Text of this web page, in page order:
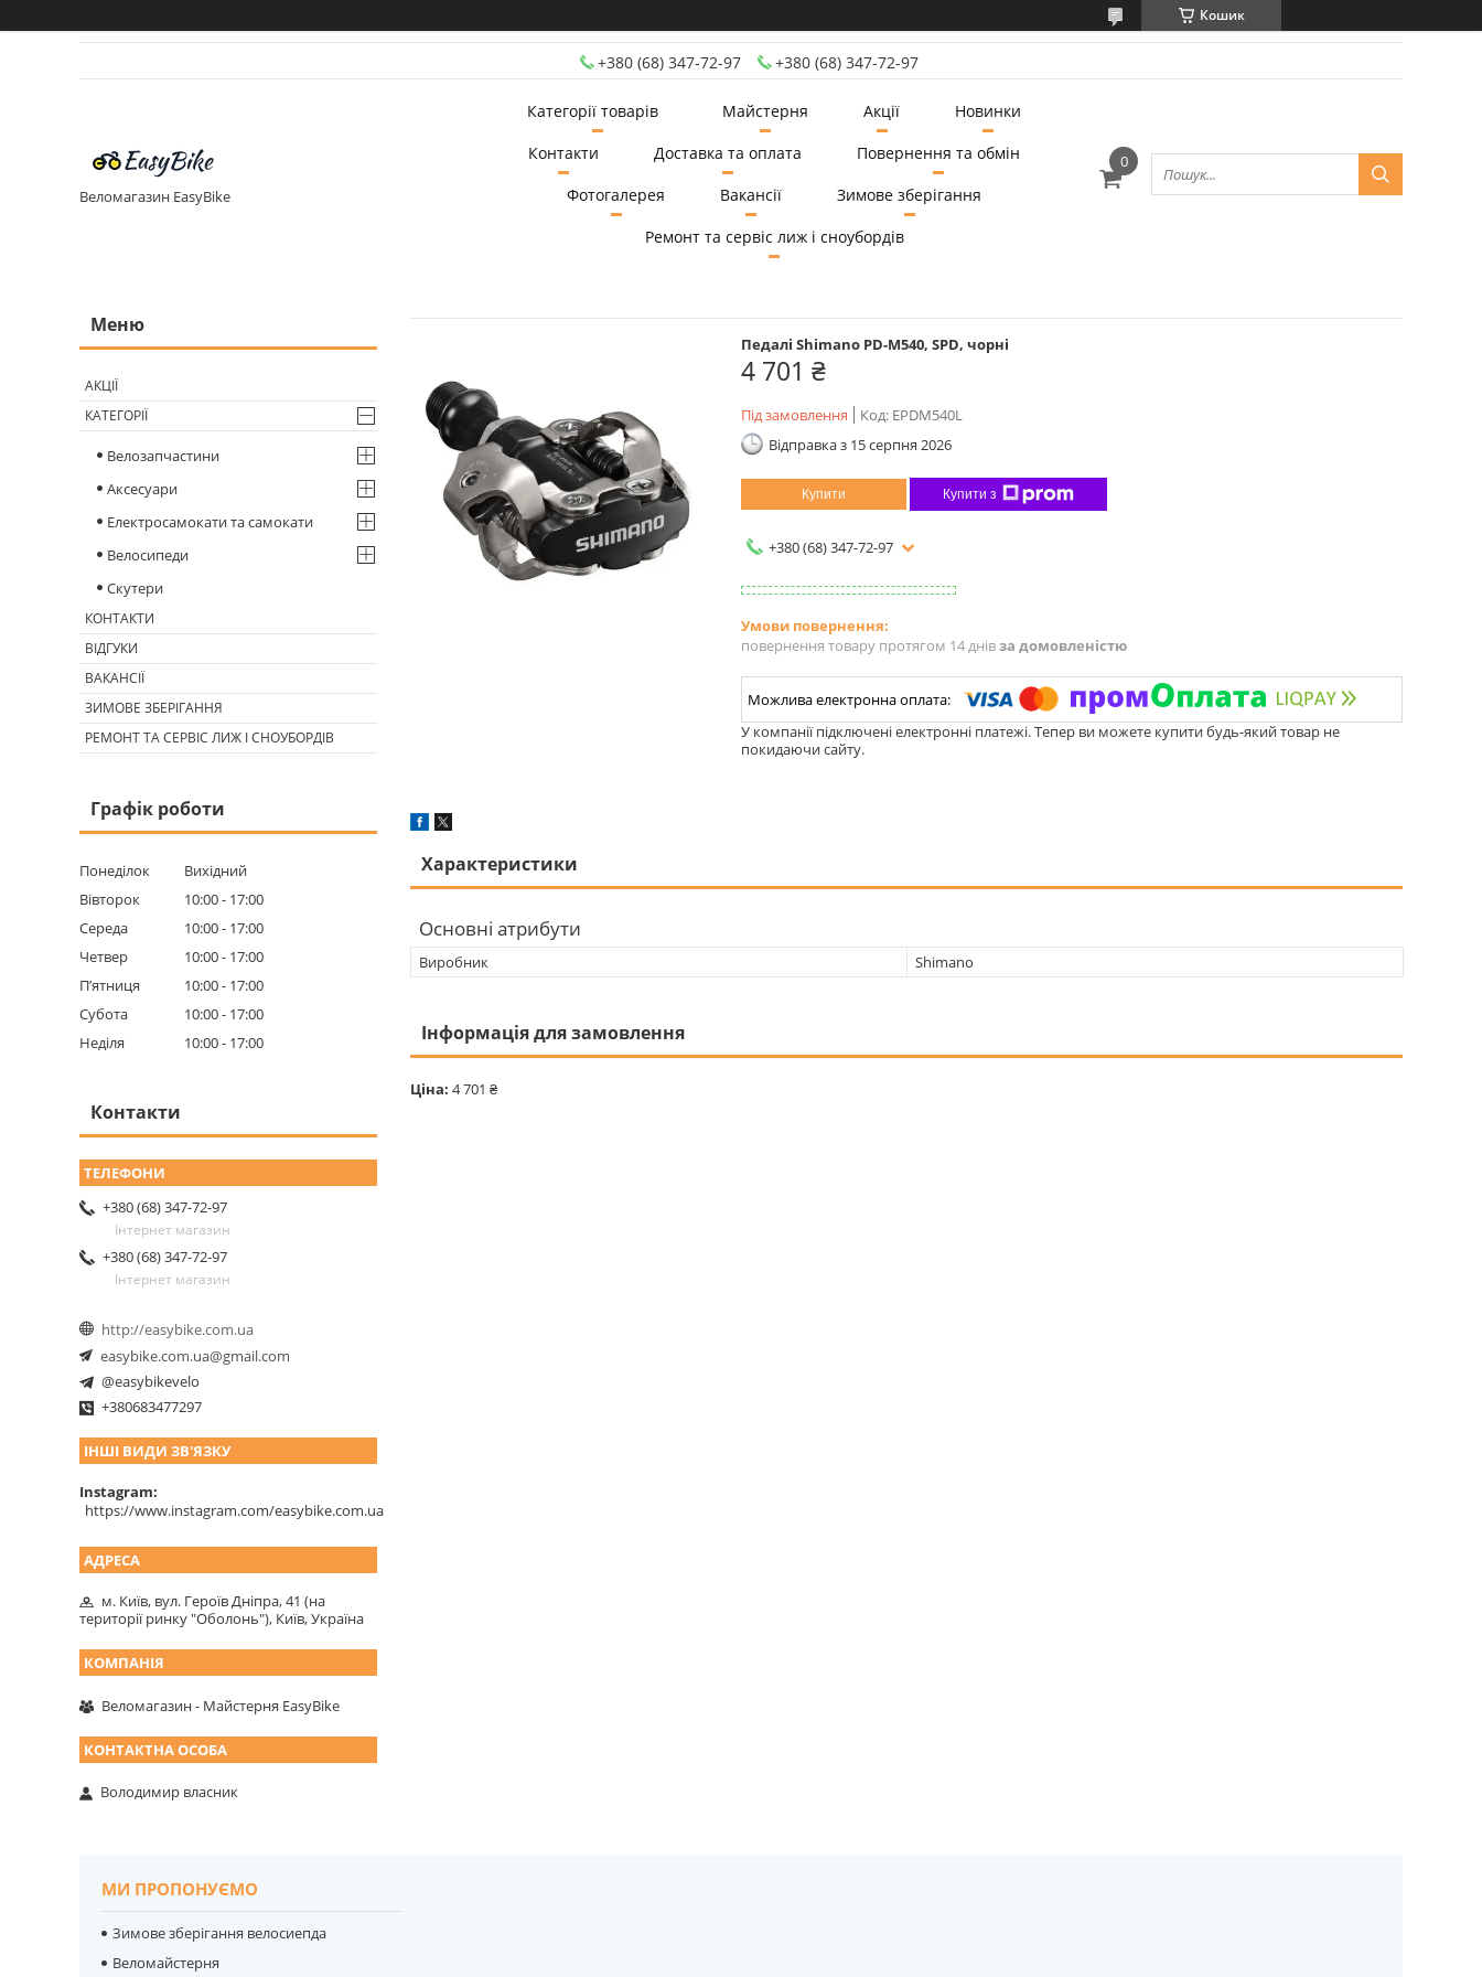
Кошик
+380 (68) 347-72-97 +380 (68) 347-72-97
Веломагазин EasyBike
Категорії товарів Майстерня Акції
Новинки
Контакти
Доставка та оплата
Повернення та обмін
Фотогалерея
Вакансії
Зимове зберігання
Ремонт та сервіс лиж і сноубордів
Педалі Shimano PD-M540, SPD, чорні
4 701 ₴
Під замовлення Код: EPDM540L
Відправка з 15 серпня 2026
Купити Купити з
+380 (68) 347-72-97
повернення товару протягом 14 днівза домовленістю
У компанії підключені електронні платежі. Тепер ви можете купити будь-який товар не
покидаючи сайту.
Характеристики
Основні атрибути
Виробник Shimano
Інформація для замовлення
Ціна: 4 701 ₴
АКЦІЇ
КАТЕГОРІЇ
Велозапчастини
Аксесуари
Електросамокати та самокати
Велосипеди
Скутери
КОНТАКТИ
ВІДГУКИ
ВАКАНСІЇ
ЗИМОВЕ ЗБЕРІГАННЯ
РЕМОНТ ТА СЕРВІС ЛИЖ І СНОУБОРДІВ
Графік роботи
Понеділок
Вихідний
Вівторок
10:00
17:00
Середа
10:00
17:00
Четвер
10:00
17:00
Пʼятниця
10:00
17:00
Субота
10:00
17:00
Неділя
10:00 17:00
Контакти
+380 (68) 347-72-97
Інтернет магазин
+380 (68) 347-72-97
Інтернет магазин
http://easybike.com.ua
easybike.com.ua@gmail.com
@easybikevelo
+380683477297
ІНШІ ВИДИ ЗВ'ЯЗКУ
Instagram
https://www.instagram.com/easybike.com.ua
м. Київ, вул. Героїв Дніпра, 41 (на
території ринку "Оболонь"), Київ, Україна
Веломагазин - Майстерня EasyBike
Володимир власник
МИ ПРОПОНУЄМО
Зимове зберігання велосиепда
Веломайстерня